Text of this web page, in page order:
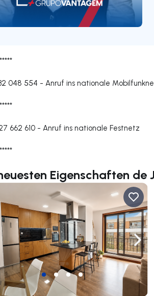
048 554 - Anruf ins nationale
662 610 - Anruf ins nationale Festnetz
Eigenschaften de
links navigieren